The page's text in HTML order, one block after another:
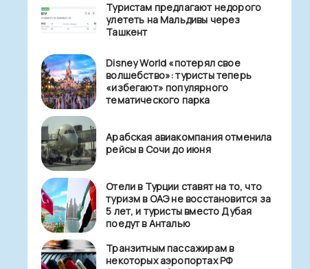
Туристам предлагают недорого
улететь на Мальдивы через
Ташкент
Disney World «потерял свое
волшебство»: туристы теперь
«избегают» популярного
тематического парка
Арабская авиакомпания отменила
рейсы в Сочи до июня
Отели в Турции ставят на то, что
туризм в ОАЭ не восстановится за
5 лет, и туристы вместо Дубая
поедут в Анталью
Транзитным пассажирам в
некоторых аэропортах РФ